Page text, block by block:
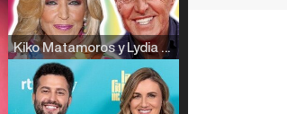
Kiko Matamoros y Lydia Lozano: "Nuestro público es de todas las edades y RTVE tiene un público muy pegado a las novelas, al que tenemos que captar"